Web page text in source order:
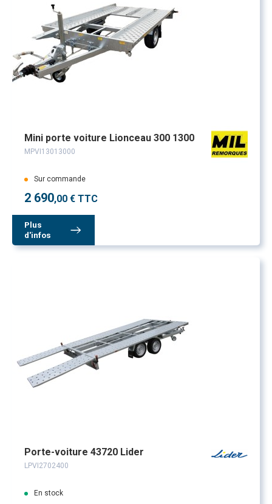
Mini porte voiture Lionceau 300 1300
MPVI13013000
Sur commande
2 690,00 € TTC
Plus
d'infos
Porte-voiture 43720 Lider
LPVI2702400
En stock